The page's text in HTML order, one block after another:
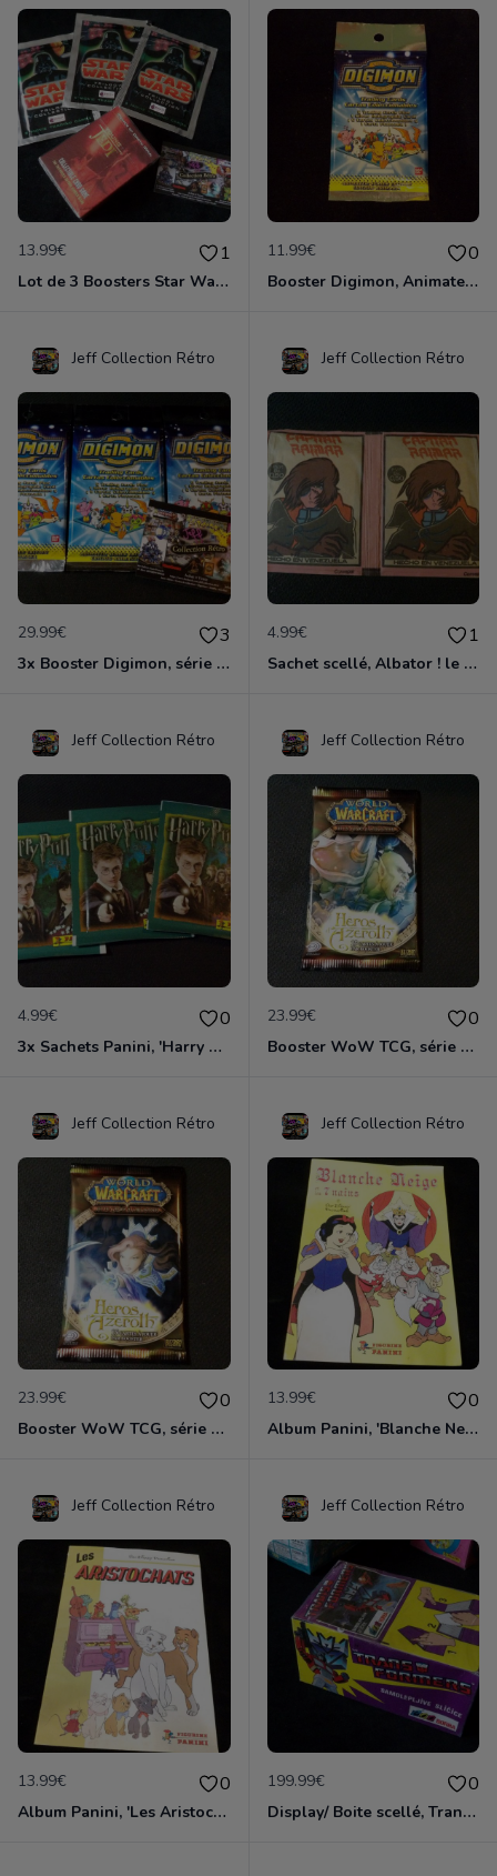
13.99€ 1
Lot de 3 Boosters Star Wars Trilogy et 1 Deck Star Wars Young Jedi Darth Maul
11.99€ 0
Booster Digimon, Animated série 1, collection Bandai 1999, neuf et scellé
Jeff Collection Rétro
29.99€ 3
3x Booster Digimon, série 1, collection Bandai 1999, neuf et scellé
Jeff Collection Rétro
4.99€ 1
Sachet scellé, Albator ! le Corsaire de l'espace , Duo pack édition AGE 1980
Jeff Collection Rétro
4.99€ 0
3x Sachets Panini, 'Harry Potter et l'Ordre du Phoenix', édition 2007
Jeff Collection Rétro
23.99€ 0
Booster WoW TCG, série Héros d'Azéroth, édition 2006
Jeff Collection Rétro
23.99€ 0
Booster WoW TCG, série Héros d'Azéroth, édition 2006 (n°2)
Jeff Collection Rétro
13.99€ 0
Album Panini, 'Blanche Neige et les Sept Nains', édition 1983
Jeff Collection Rétro
13.99€ 0
Album Panini, 'Les Aristochats', édition 1982
Jeff Collection Rétro
199.99€ 0
Display/ Boite scellé, Tranformers Panini 1986/1991